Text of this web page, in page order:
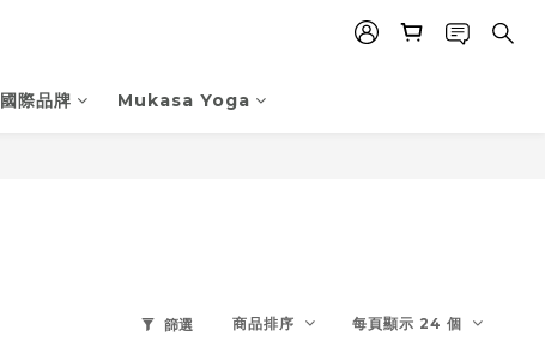
國際品牌 Mukasa Yoga
篩選 商品排序 每頁顯示 24 個